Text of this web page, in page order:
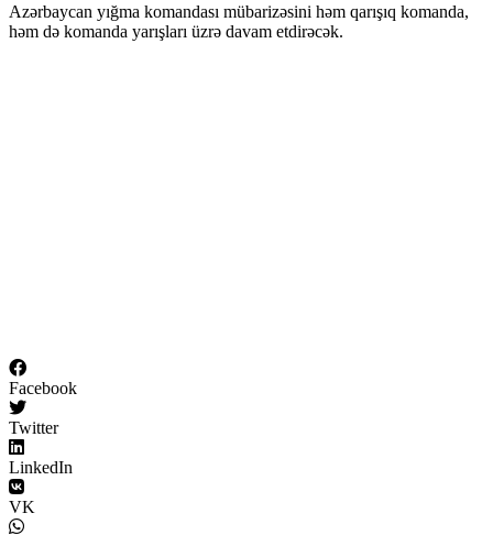
Azərbaycan yığma komandası mübarizəsini həm qarışıq komanda,
həm də komanda yarışları üzrə davam etdirəcək.
Facebook
Twitter
LinkedIn
VK